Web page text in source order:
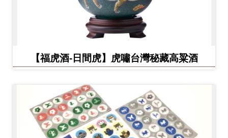
【福虎酒-日間虎】虎嘯台灣秘藏高粱酒